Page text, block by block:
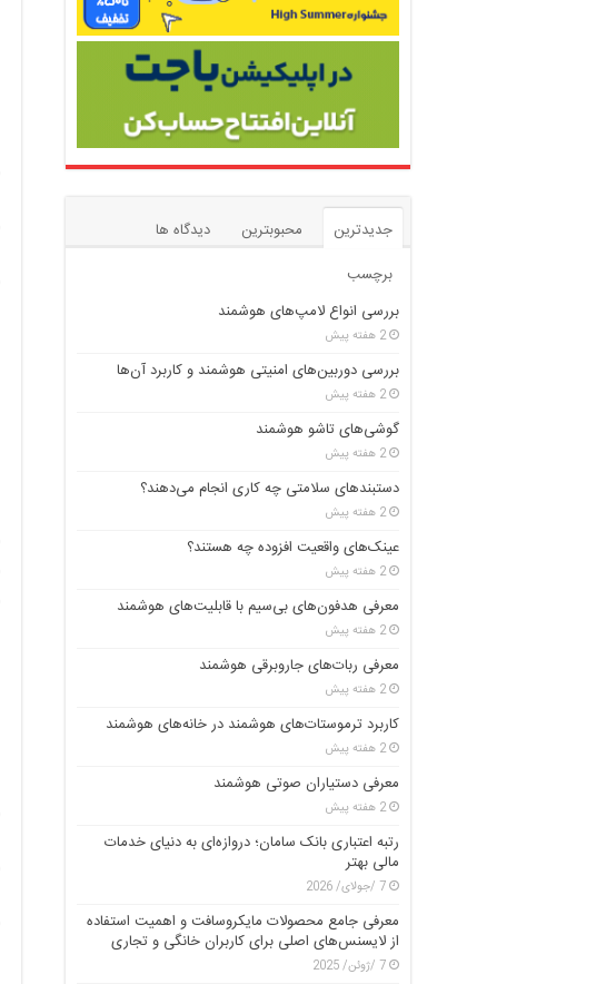
جدیدترین محبوبترین
دیدگاه ها
برچسب
بررسی انواع لامپ‌های هوشمند
2 هفته پیش
بررسی دوربین‌های امنیتی هوشمند و کاربرد آن‌ها
2 هفته پیش
گوشی‌های تاشو هوشمند
2 هفته پیش
دستبندهای سلامتی چه کاری انجام می‌دهند؟
2 هفته پیش
عینک‌های واقعیت افزوده چه هستند؟
2 هفته پیش
معرفی هدفون‌های بی‌سیم با قابلیت‌های هوشمند
2 هفته پیش
معرفی ربات‌های جاروبرقی هوشمند
2 هفته پیش
کاربرد ترموستات‌های هوشمند در خانه‌های هوشمند
2 هفته پیش
معرفی دستیاران صوتی هوشمند
2 هفته پیش
رتبه اعتباری بانک سامان؛ دروازه‌ای به دنیای خدمات
مالی بهتر
7 /جولای/ 2026
معرفی جامع محصولات مایکروسافت و اهمیت استفاده
از لایسنس‌های اصلی برای کاربران خانگی و تجاری
7 /ژوئن/ 2025